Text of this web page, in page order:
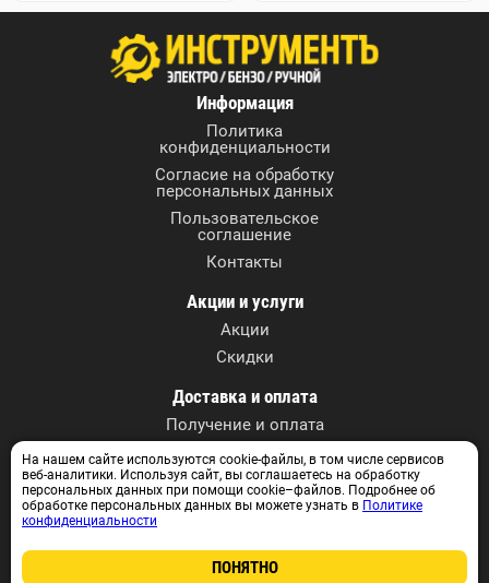
Информация
Политика
конфиденциальности
Согласие на обработку
персональных данных
Пользовательское
соглашение
Контакты
Акции и услуги
Акции
Скидки
Доставка и оплата
Получение и оплата
Контактные данные
г. Томск, ул. А. Иванова, 27
+7 (3822) 590-717
info@instrumentvtomske.ru
На нашем сайте используются cookie-файлы, в том числе сервисов
веб-аналитики. Используя сайт, вы соглашаетесь на обработку
персональных данных при помощи cookie–файлов. Подробнее об
обработке персональных данных вы можете узнать в Политике
конфиденциальности
ПОНЯТНО